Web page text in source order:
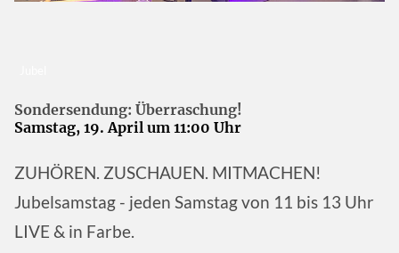
Sondersendung: Überraschung!
Samstag, 19. April um 11:00 Uhr
ZUHÖREN. ZUSCHAUEN. MITMACHEN!
Jubelsamstag - jeden Samstag von 11 bis 13 Uhr
LIVE & in Farbe.